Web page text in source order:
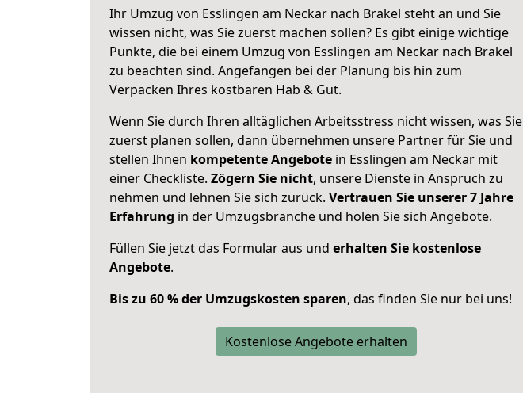
Ihr Umzug von Esslingen am Neckar nach Brakel steht an und Sie
wissen nicht, was Sie zuerst machen sollen? Es gibt einige wichtige
Punkte, die bei einem Umzug von Esslingen am Neckar nach Brakel
zu beachten sind. Angefangen bei der Planung bis hin zum
Verpacken Ihres kostbaren Hab & Gut.
Wenn Sie durch Ihren alltäglichen Arbeitsstress nicht wissen, was Sie
zuerst planen sollen, dann übernehmen unsere Partner für Sie und
stellen Ihnen kompetente Angebote in Esslingen am Neckar mit
einer Checkliste. Zögern Sie nicht, unsere Dienste in Anspruch zu
nehmen und lehnen Sie sich zurück. Vertrauen Sie unserer 7 Jahre
Erfahrung in der Umzugsbranche und holen Sie sich Angebote.
Füllen Sie jetzt das Formular aus und erhalten Sie kostenlose
Angebote.
Bis zu 60 % der Umzugskosten sparen, das finden Sie nur bei uns!
Kostenlose Angebote erhalten